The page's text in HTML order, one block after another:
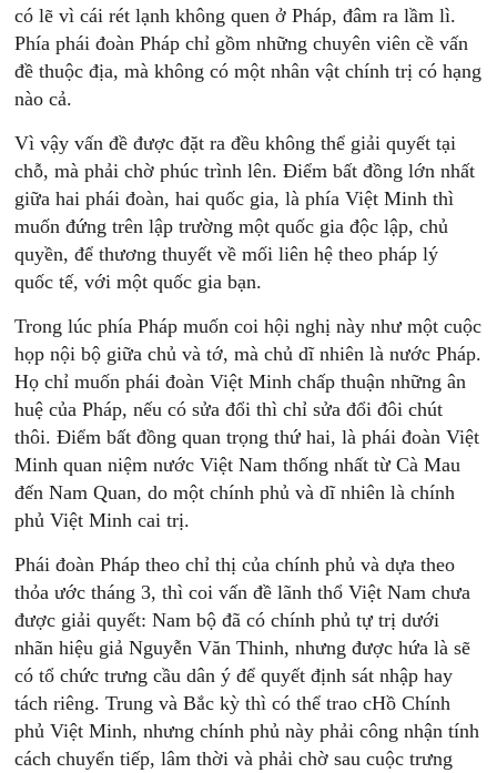
có lẽ vì cái rét lạnh không quen ở Pháp, đâm ra lầm lì.
Phía phái đoàn Pháp chỉ gồm những chuyên viên cề vấn
đề thuộc địa, mà không có một nhân vật chính trị có hạng
nào cả.
Vì vậy vấn đề được đặt ra đều không thể giải quyết tại
chỗ, mà phải chờ phúc trình lên. Điểm bất đồng lớn nhất
giữa hai phái đoàn, hai quốc gia, là phía Việt Minh thì
muốn đứng trên lập trường một quốc gia độc lập, chủ
quyền, để thương thuyết về mối liên hệ theo pháp lý
quốc tế, với một quốc gia bạn.
Trong lúc phía Pháp muốn coi hội nghị này như một cuộc
họp nội bộ giữa chủ và tớ, mà chủ dĩ nhiên là nước Pháp.
Họ chỉ muốn phái đoàn Việt Minh chấp thuận những ân
huệ của Pháp, nếu có sửa đổi thì chỉ sửa đổi đôi chút
thôi. Điểm bất đồng quan trọng thứ hai, là phái đoàn Việt
Minh quan niệm nước Việt Nam thống nhất từ Cà Mau
đến Nam Quan, do một chính phủ và dĩ nhiên là chính
phủ Việt Minh cai trị.
Phái đoàn Pháp theo chỉ thị của chính phủ và dựa theo
thỏa ước tháng 3, thì coi vấn đề lãnh thổ Việt Nam chưa
được giải quyết: Nam bộ đã có chính phủ tự trị dưới
nhãn hiệu giả Nguyễn Văn Thinh, nhưng được hứa là sẽ
có tổ chức trưng cầu dân ý để quyết định sát nhập hay
tách riêng. Trung và Bắc kỳ thì có thể trao cHồ Chính
phủ Việt Minh, nhưng chính phủ này phải công nhận tính
cách chuyển tiếp, lâm thời và phải chờ sau cuộc trưng